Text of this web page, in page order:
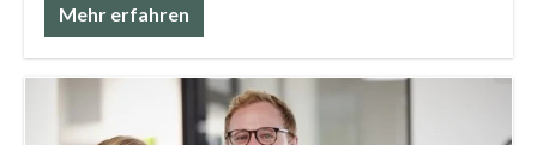
Mehr erfahren